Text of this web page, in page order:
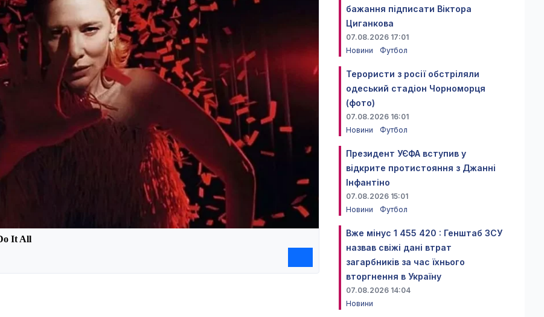
бажання підписати Віктора
Циганкова
07.08.2026 17:01
Новини
Футбол
Терористи з росії обстріляли
одеський стадіон Чорноморця
(фото)
07.08.2026 16:01
Новини
Футбол
Президент УЄФА вступив у
відкрите протистояння з Джанні
Інфантіно
07.08.2026 15:01
Новини
Футбол
Вже мінус 1 455 420 : Генштаб ЗСУ
назвав свіжі дані втрат
загарбників за час їхнього
вторгнення в Україну
07.08.2026 14:04
Новини